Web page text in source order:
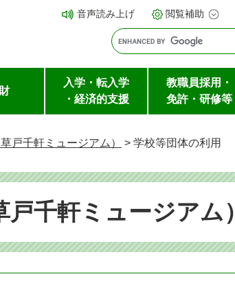
音声読み上げ 閲覧補助
入学・転入学
・経済的支援
教職員採用・
免許・研修等
戸千軒ミュージアム） > 学校等団体の利用
千軒ミュージアム）